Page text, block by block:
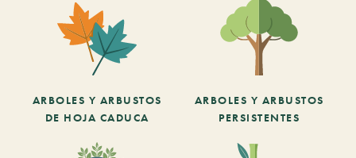
ARBOLES Y ARBUSTOS
DE HOJA CADUCA
ARBOLES Y ARBUSTOS
PERSISTENTES